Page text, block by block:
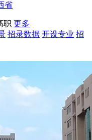
省
职 更多
招录数据 开设专业 招